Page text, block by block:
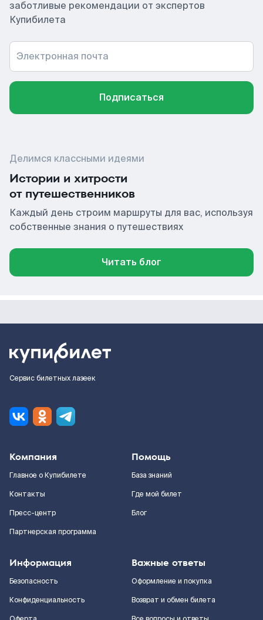
заботливые рекомендации от экспертов
Купибилета
Электронная почта
Подписаться
Делимся классными идеями
Истории и хитрости
от путешественников
Каждый день строим маршруты для вас, используя
собственные знания о путешествиях
Читать блог
Сервис билетных лазеек
Компания
Главное о Купибилете
Контакты
Пресс-центр
Партнерская программа
Помощь
База знаний
Где мой билет
Блог
Информация
Безопасность
Конфиденциальность
Важные ответы
Оформление и покупка
Возврат и обмен билета